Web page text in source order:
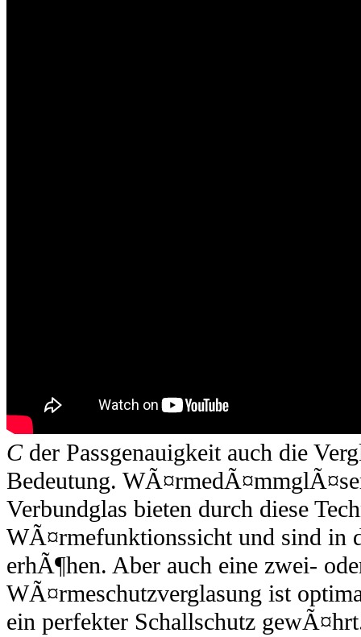
Cder Passgenauigkeit auch die
Bedeutung.
Verbundglas bieten durch diese
WÃ¤rmefunktionssicht und sind in
erhÃ¶hen. Aber auch eine zwei-
WÃ¤rmeschutzverglasung ist
ein perfekter Schallschutz